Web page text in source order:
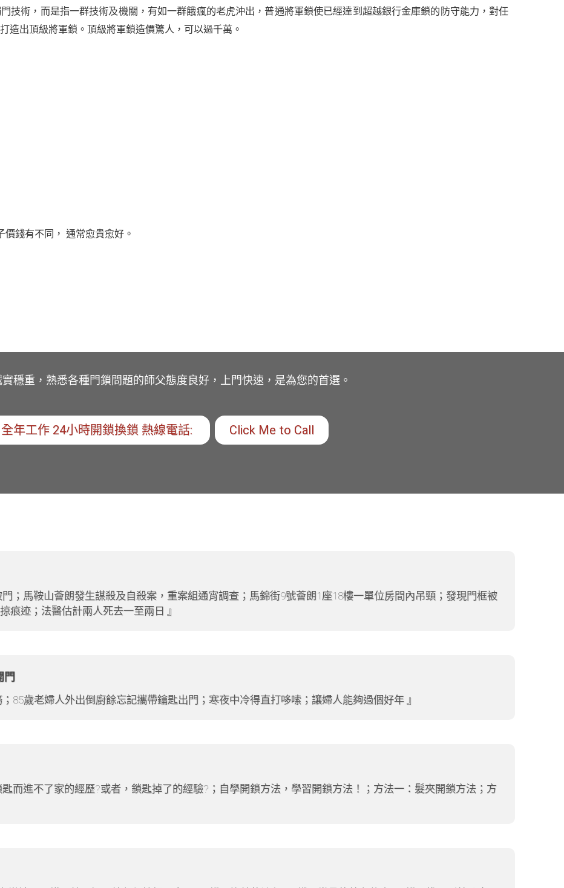
技術，而是指一群技術及機關，有如一群餓瘋的老虎沖出，普通將軍鎖使已經達到超越銀行金庫鎖的防守能力，對任
造出頂級將軍鎖。頂級將軍鎖造價驚人，可以過千萬。
錢有不同， 通常愈貴愈好。
穩重，熟悉各種門鎖問題的師父態度良好，上門快速，是為您的首選。
全年工作 24小時開鎖換鎖 熱線電話: Click Me to Call
；馬鞍山薈朗發生謀殺及自殺案，重案組通宵調查；馬錦街9號薈朗1座18樓一單位房間內吊頸；發現門框被
痕迹；法醫估計兩人死去一至兩日
門
85歲老婦人外出倒廚餘忘記攜帶鑰匙出門；寒夜中冷得直打哆嗦；讓婦人能夠過個好年
而進不了家的經歷?或者，鎖匙掉了的經驗?；自學開鎖方法，學習開鎖方法！；方法一：髮夾開鎖方法；方